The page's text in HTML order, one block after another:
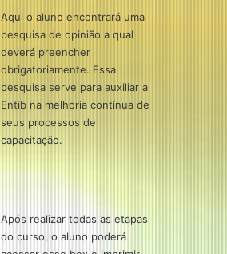
Aqui o aluno encontrará uma
pesquisa de opinião a qual
deverá preencher
obrigatoriamente. Essa
pesquisa serve para auxiliar a
Entib na melhoria contínua de
seus processos de
capacitação.
Após realizar todas as etapas
do curso, o aluno poderá